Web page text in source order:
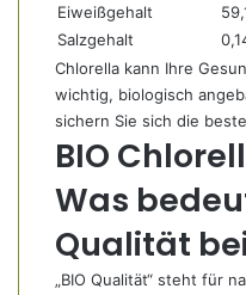
Eiweißgehalt
Salzgehalt
Chlorella kann Ihre
wichtig, biologisch
sichern Sie sich die beste
BIO
Was
Qualität
„BIO Qualität“ steht für